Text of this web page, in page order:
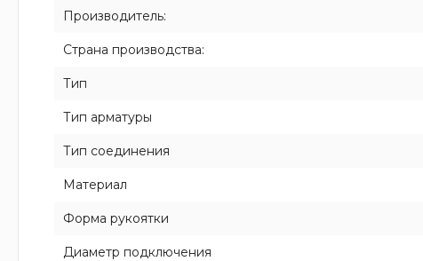
Производитель:
Страна производства:
Тип
Тип арматуры
Тип соединения
Материал
Форма рукоятки
Диаметр подключения